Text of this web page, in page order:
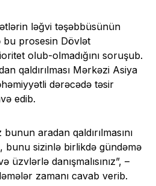
ləğvi təşəbbüsünün
bu prosesin Dövlət
olub-olmadığını soruşub.
qaldırılması Mərkəzi Asiya
dərəcədə təsir
edib.
aradan qaldırılmasını
bunu sizinlə birlikdə gündəmə
üzvlərlə danışmalısınız”, –
zamanı cavab verib.